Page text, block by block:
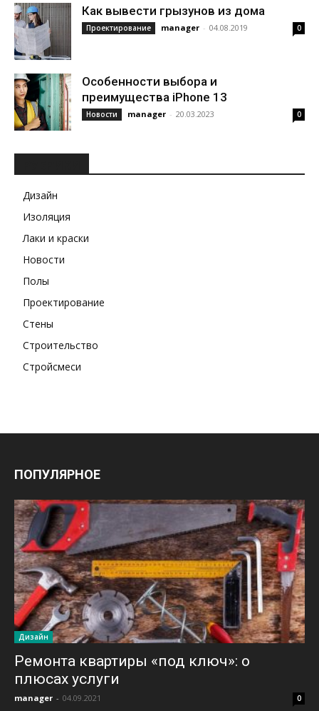
Как вывести грызунов из дома
Проектирование manager - 04.08.2019 0
Особенности выбора и
преимущества iPhone 13
Новости manager - 20.03.2023 0
Дизайн
Изоляция
Лаки и краски
Новости
Полы
Проектирование
Стены
Строительство
Стройсмеси
ПОПУЛЯРНОЕ
Дизайн
Ремонта квартиры «под ключ»: о
плюсах услуги
manager - 04.09.2021 0